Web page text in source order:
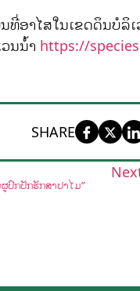
ອາໄສໃນເຂດດິນບໍລິ
ນນໍ້າ https://
SHARE
ປົກປັກຮັກສາປ່າໄມ້”